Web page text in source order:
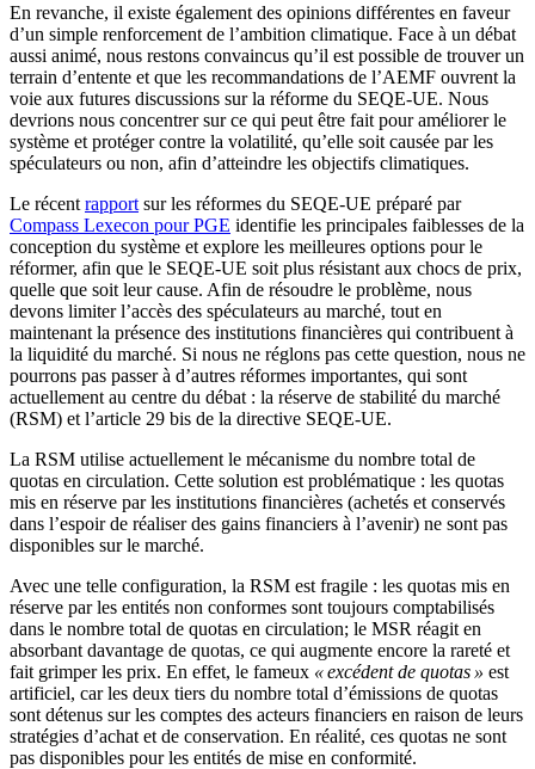
En revanche, il existe également des opinions différentes en faveur
d’un simple renforcement de l’ambition climatique. Face à un débat
aussi animé, nous restons convaincus qu’il est possible de trouver un
terrain d’entente et que les recommandations de l’AEMF ouvrent la
voie aux futures discussions sur la réforme du SEQE-UE. Nous
devrions nous concentrer sur ce qui peut être fait pour améliorer le
système et protéger contre la volatilité, qu’elle soit causée par les
spéculateurs ou non, afin d’atteindre les objectifs climatiques.
Le récent rapport sur les réformes du SEQE-UE préparé par
Compass Lexecon pour PGE identifie les principales faiblesses de la
conception du système et explore les meilleures options pour le
réformer, afin que le SEQE-UE soit plus résistant aux chocs de prix,
quelle que soit leur cause. Afin de résoudre le problème, nous
devons limiter l’accès des spéculateurs au marché, tout en
maintenant la présence des institutions financières qui contribuent à
la liquidité du marché. Si nous ne réglons pas cette question, nous ne
pourrons pas passer à d’autres réformes importantes, qui sont
actuellement au centre du débat : la réserve de stabilité du marché
(RSM) et l’article 29 bis de la directive SEQE-UE.
La RSM utilise actuellement le mécanisme du nombre total de
quotas en circulation. Cette solution est problématique : les quotas
mis en réserve par les institutions financières (achetés et conservés
dans l’espoir de réaliser des gains financiers à l’avenir) ne sont pas
disponibles sur le marché.
Avec une telle configuration, la RSM est fragile : les quotas mis en
réserve par les entités non conformes sont toujours comptabilisés
dans le nombre total de quotas en circulation; le MSR réagit en
absorbant davantage de quotas, ce qui augmente encore la rareté et
fait grimper les prix. En effet, le fameux «excédent de quotas » est
artificiel, car les deux tiers du nombre total d’émissions de quotas
sont détenus sur les comptes des acteurs financiers en raison de leurs
stratégies d’achat et de conservation. En réalité, ces quotas ne sont
pas disponibles pour les entités de mise en conformité.